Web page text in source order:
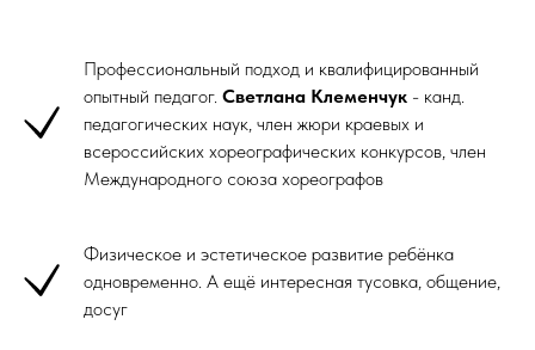
Профессиональный подход и квалифицированный
опытный педагог. Светлана Клеменчук - канд.
педагогических наук, член жюри краевых и
всероссийских хореографических конкурсов, член
Международного союза хореографов
Физическое и эстетическое развитие ребёнка
одновременно. А ещё интересная тусовка, общение,
досуг